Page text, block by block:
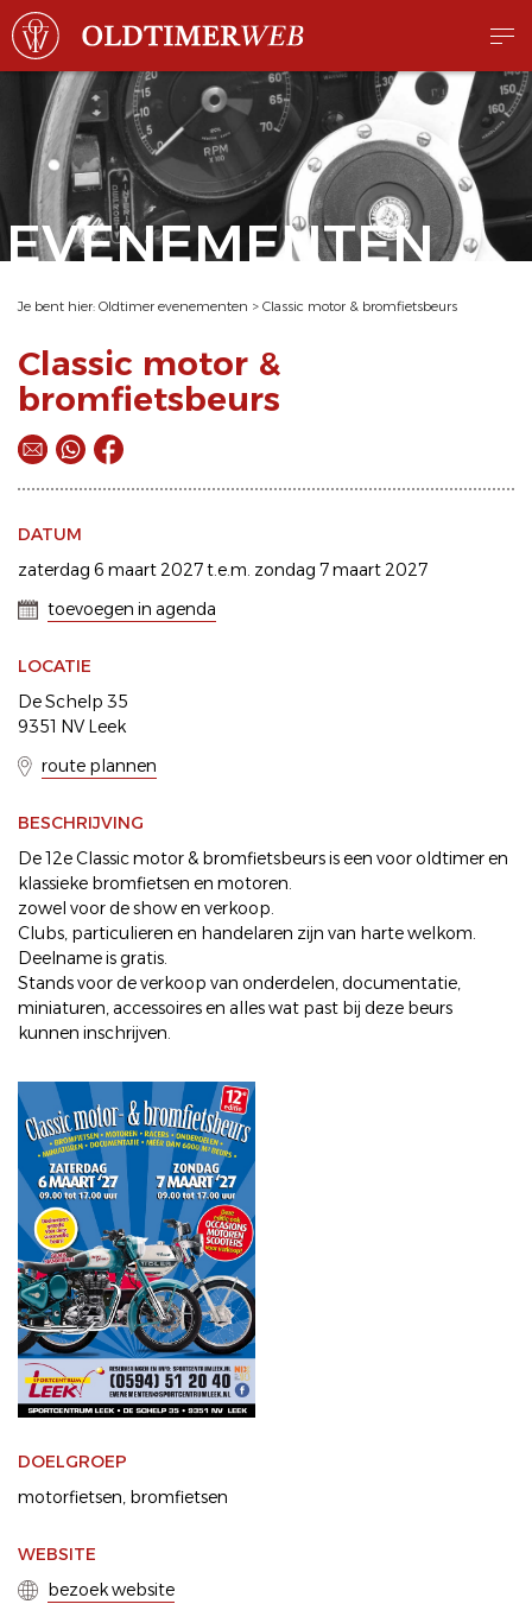
EVENEMENTEN
Je bent hier: Oldtimer evenementen > Classic motor & bromfietsbeurs
Classic motor &
bromfietsbeurs
DATUM
zaterdag 6 maart 2027 t.e.m. zondag 7 maart 2027
toevoegen in agenda
LOCATIE
De Schelp 35
9351 NV Leek
route plannen
BESCHRIJVING
De 12e Classic motor & bromfietsbeurs is een voor oldtimer en
klassieke bromfietsen en motoren.
zowel voor de show en verkoop.
Clubs, particulieren en handelaren zijn van harte welkom.
Deelname is gratis.
Stands voor de verkoop van onderdelen, documentatie,
miniaturen, accessoires en alles wat past bij deze beurs
kunnen inschrijven.
DOELGROEP
motorfietsen bromfietsen
WEBSITE
bezoek website